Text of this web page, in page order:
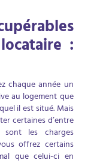
:
chaque année un
au logement que
il est situé. Mais
certaines d’entre
les charges
offrez certains
que celui-ci en